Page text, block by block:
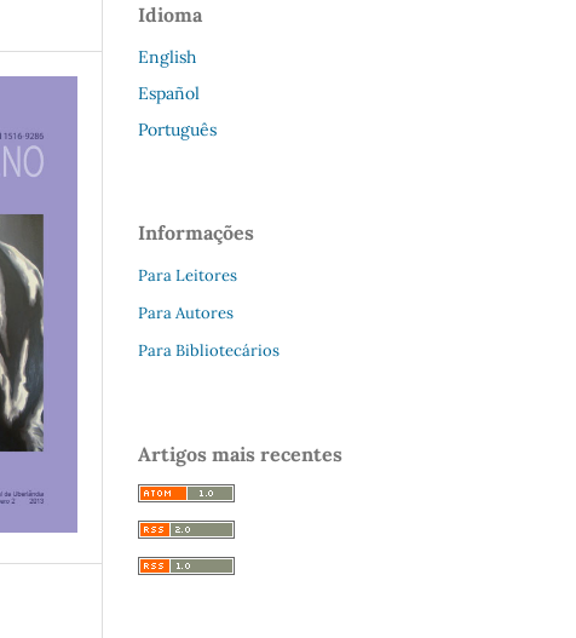
Idioma
English
Español
Português
Informações
Para Leitores
Para Autores
Para Bibliotecários
Artigos mais recentes